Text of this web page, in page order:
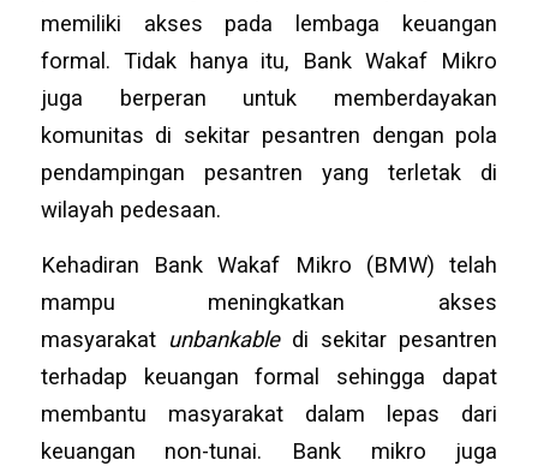
memiliki akses pada lembaga keuangan
formal. Tidak hanya itu, Bank Wakaf Mikro
juga berperan untuk memberdayakan
komunitas di sekitar pesantren dengan pola
pendampingan pesantren yang terletak di
wilayah pedesaan.
Kehadiran Bank Wakaf Mikro (BMW) telah
mampu meningkatkan akses
masyarakat unbankabledi sekitar pesantren
terhadap keuangan formal sehingga dapat
membantu masyarakat dalam lepas dari
keuangan non-tunai. Bank mikro juga